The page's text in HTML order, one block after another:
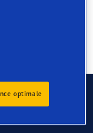
optimale